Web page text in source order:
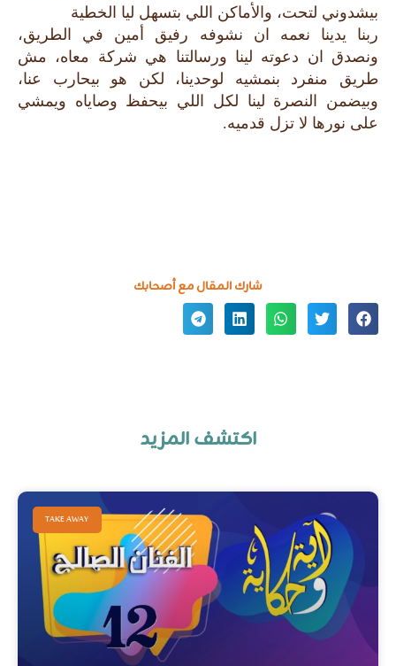
بيشدوني لتحت، والأماكن اللي بتسهل ليا الخطية
ربنا يدينا نعمه ان نشوفه رفيق أمين في الطريق،
ونصدق ان دعوته لينا ورسالتنا هي شركة معاه، مش
طريق منفرد بنمشيه لوحدينا، لكن هو بيحارب عنا،
وبيضمن النصرة لينا لكل اللي بيحفظ وصاياه ويمشي
على نورها لا تزل قدميه.
شارك المقال مع أصحابك
اكتشف المزيد
TAKE AWAY